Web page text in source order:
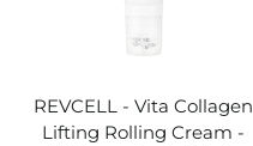
REVCELL - Vita Collagen
Lifting Rolling Cream -